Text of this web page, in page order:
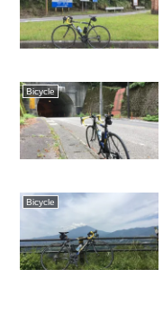
Bicycle
Bicycle